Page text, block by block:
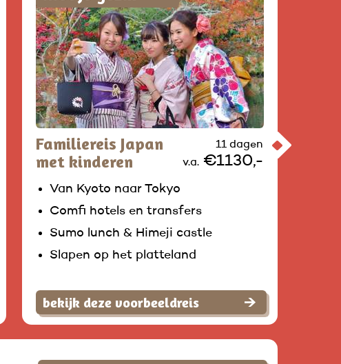
Familiereis Japan
met kinderen
11 dagen
v.a.€1130,-
Van Kyoto naar Tokyo
Comfi hotels en transfers
Sumo lunch & Himeji castle
Slapen op het platteland
bekijk deze voorbeeldreis